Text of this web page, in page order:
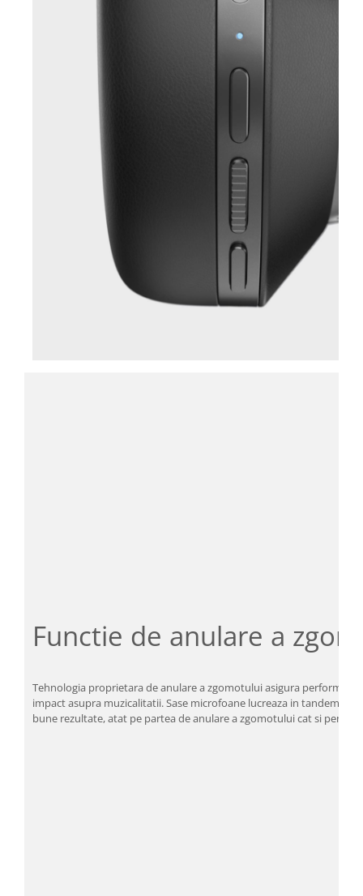
Functie de anulare a
Tehnologia proprietara de anulare a zgomotului asigura
impact asupra muzicalitatii. Sase microfoane lucreaza in tandem
bune rezultate, atat pe partea de anulare a zgomotului cat si pentru